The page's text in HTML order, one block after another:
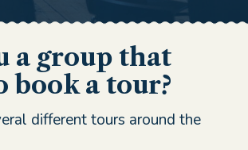
a group that
book a tour?
different tours around the